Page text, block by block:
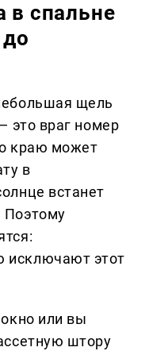
в спальне
щель
это враг номер
краю может
в
встанет
Поэтому
исключают этот
или вы
штору